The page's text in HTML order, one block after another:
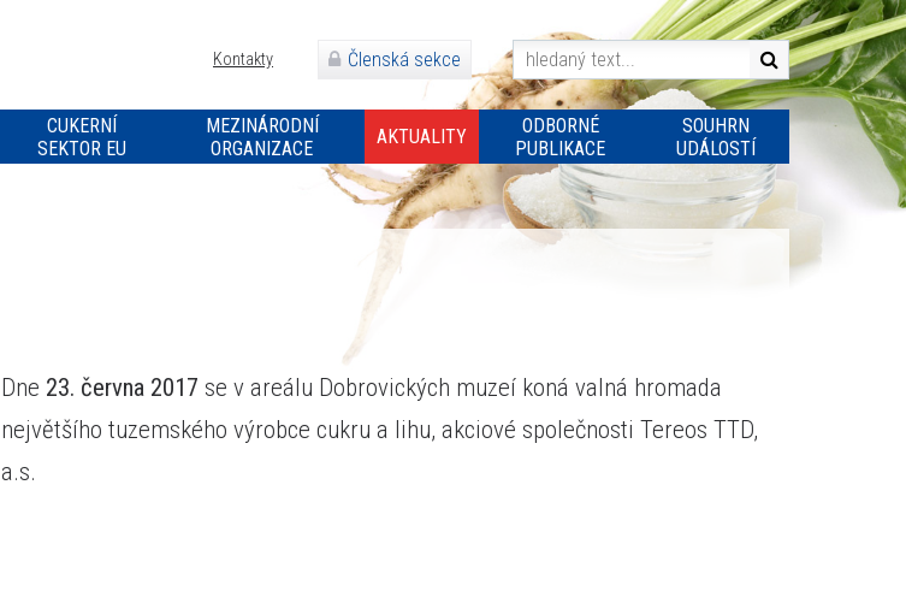
Kontakty Členská sekce
CUKERNÍ
SEKTOR EU
MEZINÁRODNÍ
ORGANIZACE
AKTUALITY
ODBORNÉ
PUBLIKACE
SOUHRN
UDÁLOSTÍ
Dne 23. června 2017 se v areálu Dobrovických muzeí koná valná hromada
největšího tuzemského výrobce cukru a lihu, akciové společnosti Tereos TTD,
a.s.